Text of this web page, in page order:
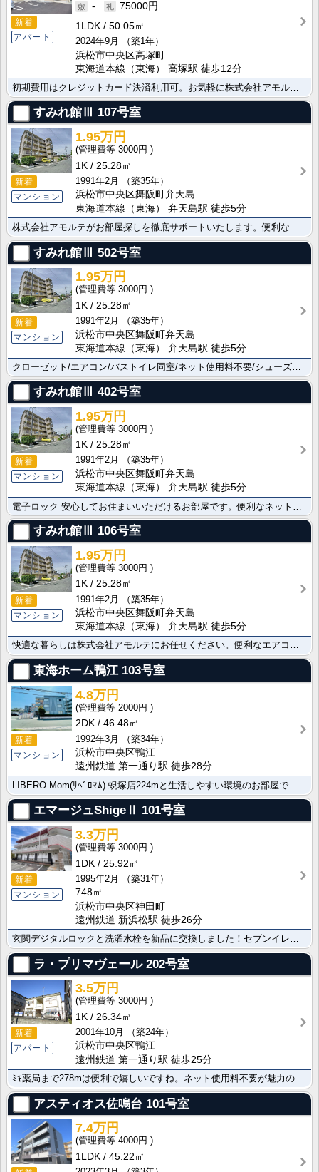
新着
アパート
-
75000円
1LDK
50.05㎡
2024年9月
（築1年）
浜松市中央区高塚町
東海道本線（東海） 高塚駅 徒歩12分
すみれ館Ⅲ 107号室
新着
マンション
1.95万円
3000円
1K
25.28㎡
1991年2月
（築35年）
浜松市中央区舞阪町弁天島
東海道本線（東海） 弁天島駅 徒歩5分
すみれ館Ⅲ 502号室
新着
マンション
1.95万円
3000円
1K
25.28㎡
1991年2月
（築35年）
浜松市中央区舞阪町弁天島
東海道本線（東海） 弁天島駅 徒歩5分
すみれ館Ⅲ 402号室
新着
マンション
1.95万円
3000円
1K
25.28㎡
1991年2月
（築35年）
浜松市中央区舞阪町弁天島
東海道本線（東海） 弁天島駅 徒歩5分
すみれ館Ⅲ 106号室
新着
マンション
1.95万円
3000円
1K
25.28㎡
1991年2月
（築35年）
浜松市中央区舞阪町弁天島
東海道本線（東海） 弁天島駅 徒歩5分
快適な暮らしは株式会社アモルテにお任せください。便利なエアコンを備えた素敵な物件ですよ。電子ロックを･･･
東海ホーム鴨江103号室
新着
マンション
4.8万円
2000円
2DK
46.48㎡
1992年3月
（築34年）
浜松市中央区鴨江
遠州鉄道 第一通り駅 徒歩28分
エマージュShigeⅡ 101号室
新着
マンション
3.3万円
3000円
1DK
25.92㎡
1995年2月
（築31年）
748㎡
浜松市中央区神田町
遠州鉄道 新浜松駅 徒歩26分
ラ・プリマヴェール202号室
新着
アパート
3.5万円
3000円
1K
26.34㎡
2001年10月
（築24年）
浜松市中央区鴨江
遠州鉄道 第一通り駅 徒歩25分
アスティオス佐鳴台 101号室
7.4万円
4000円
1LDK
45.22㎡